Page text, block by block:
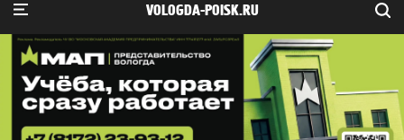
VOLOGDA-POISK.RU